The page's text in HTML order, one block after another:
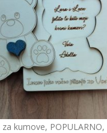
za kumove, POPULARNO,